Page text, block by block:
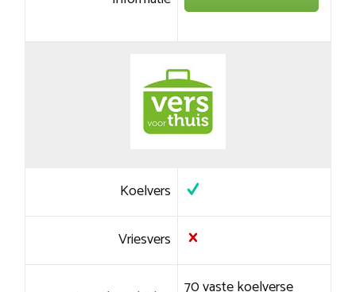
Koelvers
Vriesvers